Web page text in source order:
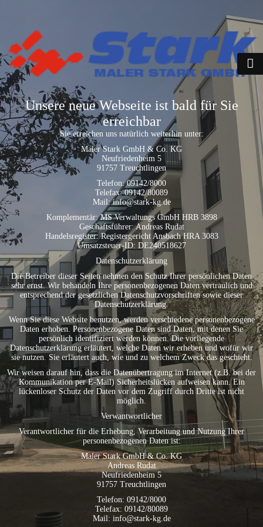
Unsere neue Webseite ist bald für Sie
erreichbar
Sie erreichen uns natürlich weiterhin unter:
Maler Stark GmbH & Co. KG
Neufriedenheim 5
91757 Treuchtlingen
Telefon: 09142/8000
Telefax: 09142/80089
Mail: info@stark-kg.de
Komplementär: MS Verwaltungs GmbH HRB 3898
Geschäftsführer: Andreas Rudat
Handelsregister: Registergericht Ansbach HRA 3083
Umsatzsteuer-ID: DE240518627
Datenschutzerklärung
Die Betreiber dieser Seiten nehmen den Schutz Ihrer persönlichen Daten
sehr ernst. Wir behandeln Ihre personenbezogenen Daten vertraulich und
entsprechend der gesetzlichen Datenschutzvorschriften sowie dieser
Datenschutzerklärung.
Wenn Sie diese Website benutzen, werden verschiedene personenbezogene
Daten erhoben. Personenbezogene Daten sind Daten, mit denen Sie
persönlich identifiziert werden können. Die vorliegende
Datenschutzerklärung erläutert, welche Daten wir erheben und wofür wir
sie nutzen. Sie erläutert auch, wie und zu welchem Zweck das geschieht.
Wir weisen darauf hin, dass die Datenübertragung im Internet (z.B. bei der
Kommunikation per E-Mail) Sicherheitslücken aufweisen kann. Ein
lückenloser Schutz der Daten vor dem Zugriff durch Dritte ist nicht
möglich.
Verwantwortlicher
Verantwortlicher für die Erhebung, Verarbeitung und Nutzung Ihrer
personenbezogenen Daten ist:
Maler Stark GmbH & Co. KG
Andreas Rudat
Neufriedenheim 5
91757 Treuchtlingen
Telefon: 09142/8000
Telefax: 09142/80089
Mail: info@stark-kg.de